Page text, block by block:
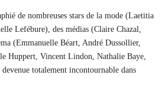
UNIVERS
de nombreuses stars de la mode (Laetitia
Lefébure), des médias (Claire Chazal,
(Emmanuelle Béart, André Dussollier,
Huppert, Vincent Lindon, Nathalie Baye,
totalement incontournable dans